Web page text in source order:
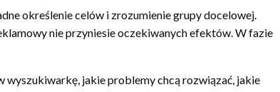
określenie celów i zrozumienie grupy docelowej.
nie przyniesie oczekiwanych efektów. W fazie
wyszukiwarkę, jakie problemy chcą rozwiązać, jakie